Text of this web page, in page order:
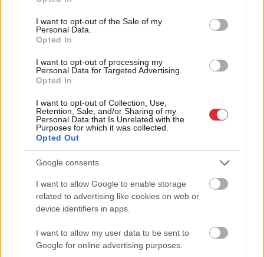
use your data for below specified purposes in below Google
consent section.
I want to opt-out of the Sale of my
Personal Data.
Opted In
I want to opt-out of processing my
Personal Data for Targeted Advertising.
Opted In
I want to opt-out of Collection, Use,
Retention, Sale, and/or Sharing of my
Personal Data that Is Unrelated with the
Purposes for which it was collected.
Opted Out
Google consents
I want to allow Google to enable storage
related to advertising like cookies on web or
device identifiers in apps.
I want to allow my user data to be sent to
Google for online advertising purposes.
Viņu skatiens “izurbjas”
citiem cauri: 3 datumi,
kuros dzimušos mēdz
uzskatīt par biedējošiem
TESTS. Ja vari izlasīt
augšpēdus, ar tevi
pagaidām viss ir
lepnumu atrāda savu
jauno statusu
Atcelt Ziņot